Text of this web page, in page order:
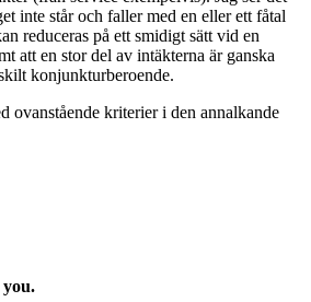
inte står och faller med en eller ett fåtal
reduceras på ett smidigt sätt vid en
att en stor del av intäkterna är ganska
konjunkturberoende.
ovanstående kriterier i den annalkande